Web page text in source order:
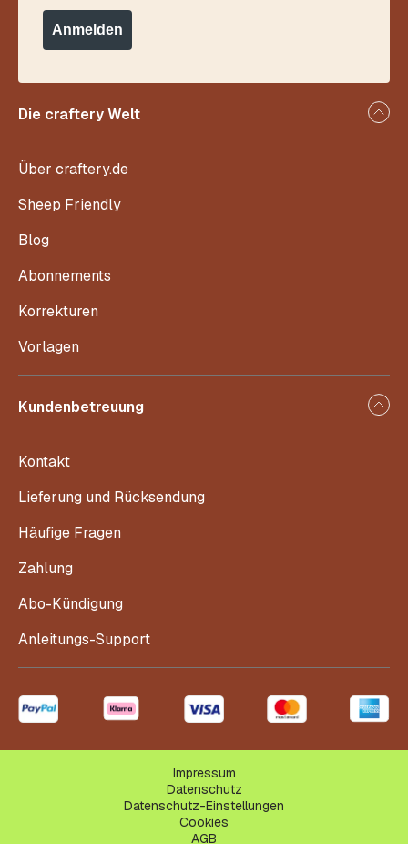
Die craftery Welt
Über craftery.de
Sheep Friendly
Blog
Abonnements
Korrekturen
Vorlagen
Kundenbetreuung
Kontakt
Lieferung und Rücksendung
Häufige Fragen
Zahlung
Abo-Kündigung
Anleitungs-Support
Anmelden
Impressum
Datenschutz
Datenschutz-Einstellungen
Cookies
AGB